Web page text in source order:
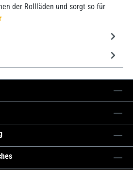
der Rollläden und sorgt so für